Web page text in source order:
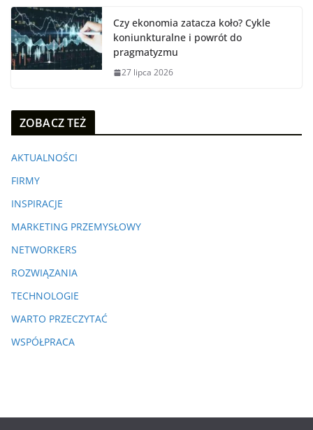
Czy ekonomia zatacza koło? Cykle
koniunkturalne i powrót do
pragmatyzmu
27 lipca 2026
ZOBACZ TEŻ
AKTUALNOŚCI
FIRMY
INSPIRACJE
MARKETING PRZEMYSŁOWY
NETWORKERS
ROZWIĄZANIA
TECHNOLOGIE
WARTO PRZECZYTAĆ
WSPÓŁPRACA